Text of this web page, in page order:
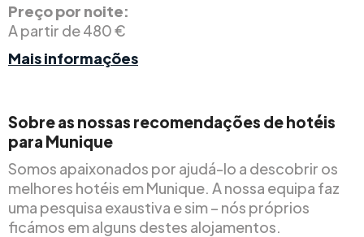
Preço por noite:
A partir de 480 €
Mais informações
Sobre as nossas recomendações de hotéis
para Munique
Somos apaixonados por ajudá-lo a descobrir os
melhores hotéis em Munique. A nossa equipa faz
uma pesquisa exaustiva e sim – nós próprios
ficámos em alguns destes alojamentos.